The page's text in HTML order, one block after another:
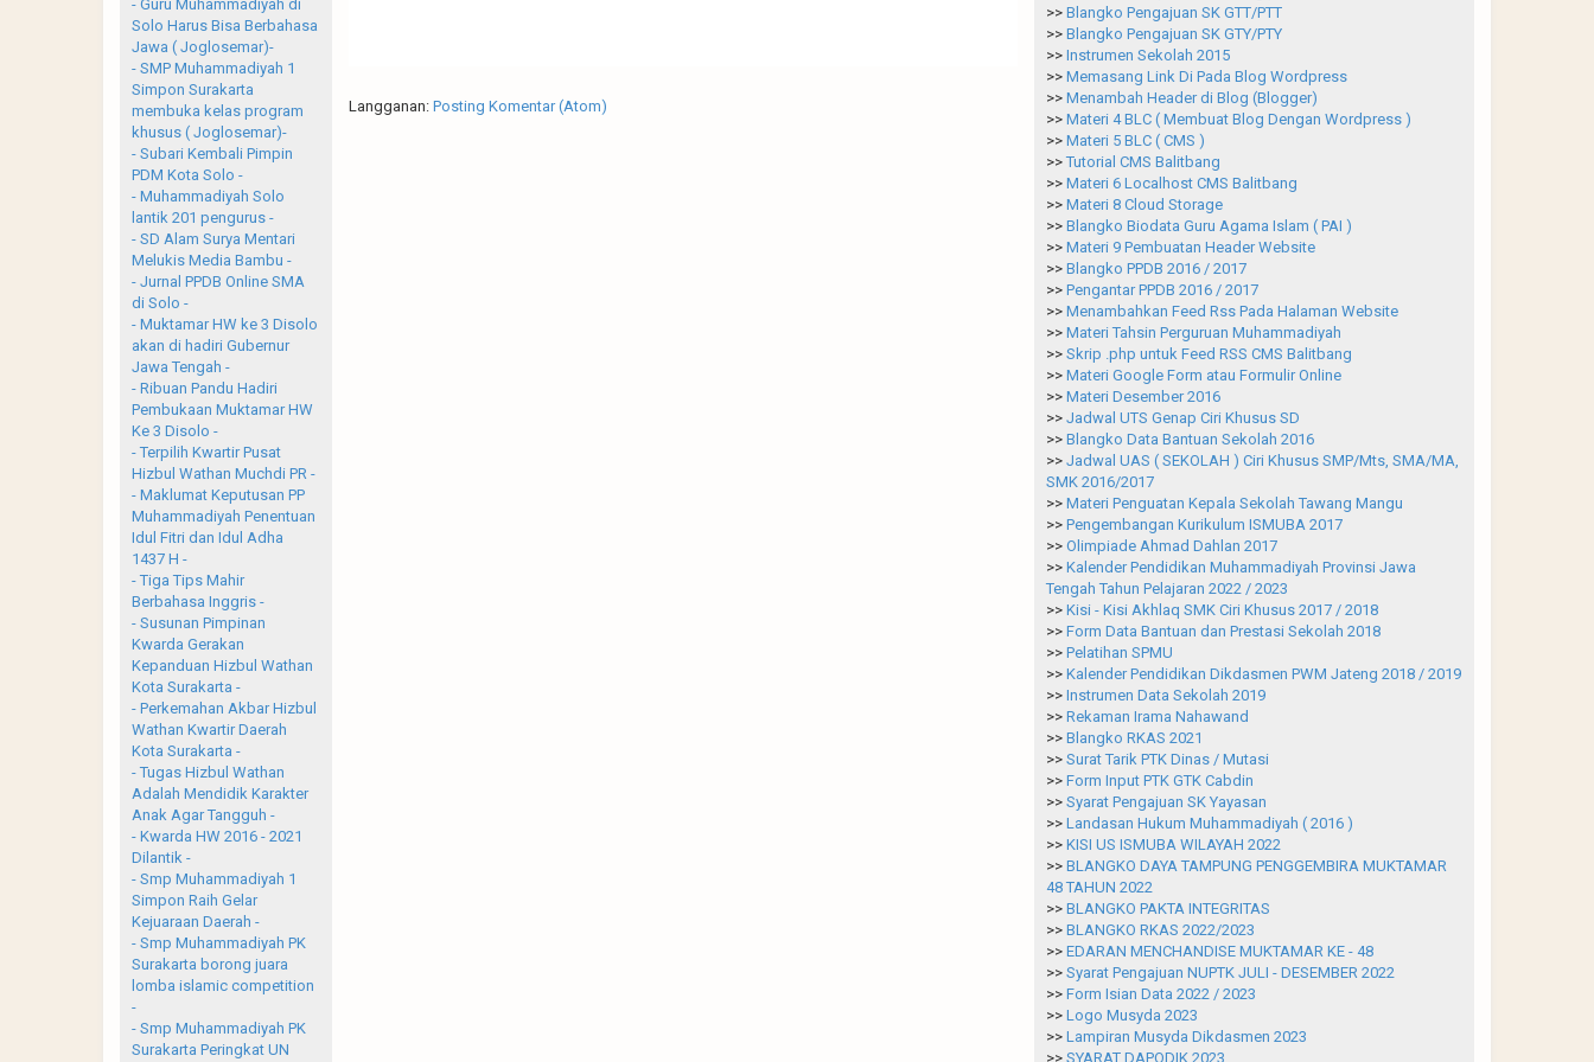
Langganan: Posting Komentar (Atom)
- Guru Muhammadiyah di
Solo Harus Bisa Berbahasa
Jawa ( Joglosemar)-
- SMP Muhammadiyah 1
Simpon Surakarta
membuka kelas program
khusus ( Joglosemar)-
- Subari Kembali Pimpin
PDM Kota Solo -
- Muhammadiyah Solo
lantik 201 pengurus -
- SD Alam Surya Mentari
Melukis Media Bambu -
- Jurnal PPDB Online SMA
di Solo -
- Muktamar HW ke 3 Disolo
akan di hadiri Gubernur
Jawa Tengah -
- Ribuan Pandu Hadiri
Pembukaan Muktamar HW
Ke 3 Disolo -
- Terpilih Kwartir Pusat
Hizbul Wathan Muchdi PR -
- Maklumat Keputusan PP
Muhammadiyah Penentuan
Idul Fitri dan Idul Adha
1437 H -
- Tiga Tips Mahir
Berbahasa Inggris -
- Susunan Pimpinan
Kwarda Gerakan
Kepanduan Hizbul Wathan
Kota Surakarta -
- Perkemahan Akbar Hizbul
Wathan Kwartir Daerah
Kota Surakarta -
- Tugas Hizbul Wathan
Adalah Mendidik Karakter
Anak Agar Tangguh -
- Kwarda HW 2016 - 2021
Dilantik -
- Smp Muhammadiyah 1
Simpon Raih Gelar
Kejuaraan Daerah -
- Smp Muhammadiyah PK
Surakarta borong juara
lomba islamic competition
-
- Smp Muhammadiyah PK
Surakarta Peringkat UN
>> Blangko Pengajuan SK GTT/PTT
>> Blangko Pengajuan SK GTY/PTY
>> Instrumen Sekolah 2015
>> Memasang Link Di Pada Blog Wordpress
>> Menambah Header di Blog (Blogger)
>> Materi 4 BLC ( Membuat Blog Dengan Wordpress )
>> Materi 5 BLC ( CMS )
>> Tutorial CMS Balitbang
>> Materi 6 Localhost CMS Balitbang
>> Materi 8 Cloud Storage
>> Blangko Biodata Guru Agama Islam ( PAI )
>> Materi 9 Pembuatan Header Website
>> Blangko PPDB 2016 / 2017
>> Pengantar PPDB 2016 / 2017
>> Menambahkan Feed Rss Pada Halaman Website
>> Materi Tahsin Perguruan Muhammadiyah
>> Skrip .php untuk Feed RSS CMS Balitbang
>> Materi Google Form atau Formulir Online
>> Materi Desember 2016
>> Jadwal UTS Genap Ciri Khusus SD
>> Blangko Data Bantuan Sekolah 2016
>> Jadwal UAS ( SEKOLAH ) Ciri Khusus SMP/Mts, SMA/MA,
SMK 2016/2017
>> Materi Penguatan Kepala Sekolah Tawang Mangu
>> Pengembangan Kurikulum ISMUBA 2017
>> Olimpiade Ahmad Dahlan 2017
>> Kalender Pendidikan Muhammadiyah Provinsi Jawa
Tengah Tahun Pelajaran 2022 / 2023
>> Kisi - Kisi Akhlaq SMK Ciri Khusus 2017 / 2018
>> Form Data Bantuan dan Prestasi Sekolah 2018
>> Pelatihan SPMU
>> Kalender Pendidikan Dikdasmen PWM Jateng 2018 / 2019
>> Instrumen Data Sekolah 2019
>> Rekaman Irama Nahawand
>> Blangko RKAS 2021
>> Surat Tarik PTK Dinas / Mutasi
>> Form Input PTK GTK Cabdin
>> Syarat Pengajuan SK Yayasan
>> Landasan Hukum Muhammadiyah ( 2016 )
>> KISI US ISMUBA WILAYAH 2022
>> BLANGKO DAYA TAMPUNG PENGGEMBIRA MUKTAMAR
48 TAHUN 2022
>> BLANGKO PAKTA INTEGRITAS
>> BLANGKO RKAS 2022/2023
>> EDARAN MENCHANDISE MUKTAMAR KE - 48
>> Syarat Pengajuan NUPTK JULI - DESEMBER 2022
>> Form Isian Data 2022 / 2023
>> Logo Musyda 2023
>> Lampiran Musyda Dikdasmen 2023
>> SYARAT DAPODIK 2023